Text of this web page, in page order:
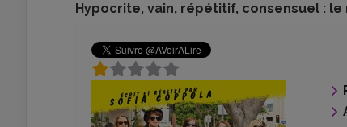
Hypocrite, vain, répétitif, consensuel :